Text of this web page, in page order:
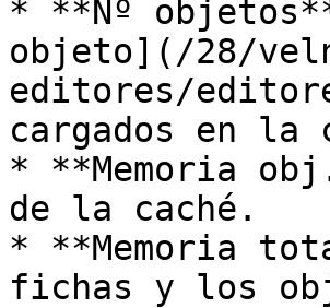
* **Nº
objeto](/28/
editores/
cargados en la
* **Memoria
de la caché.
* **Memoria
fichas y los